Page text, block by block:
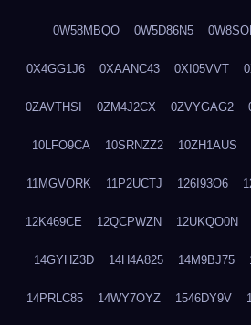
0W58MBQO 0W5D86N5
0X4GG1J6 0XAANC43 0XI05VVT
0ZAVTHSI 0ZM4J2CX 0ZVYGAG2
10LFO9CA 10SRNZZ2 10ZH1AUS
11MGVORK 11P2UCTJ 126I93O6
12K469CE 12QCPWZN 12UKQO0N
14GYHZ3D 14H4A825 14M9BJ75
14PRLC85 14WY7OYZ 1546DY9V